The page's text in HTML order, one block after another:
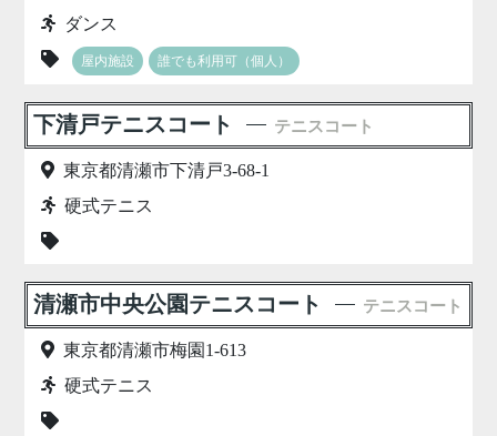
ダンス
屋内施設 誰でも利用可（個人）
下清戸テニスコート テニスコート
東京都清瀬市下清戸3-68-1
硬式テニス
清瀬市中央公園テニスコート テニスコート
東京都清瀬市梅園1-613
硬式テニス